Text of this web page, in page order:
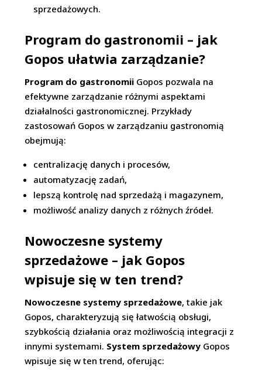
sprzedażowych.
Program do gastronomii – jak
Gopos ułatwia zarządzanie?
Program do gastronomii Gopos pozwala na
efektywne zarządzanie różnymi aspektami
działalności gastronomicznej. Przykłady
zastosowań Gopos w zarządzaniu gastronomią
obejmują:
centralizację danych i procesów,
automatyzację zadań,
lepszą kontrolę nad sprzedażą i magazynem,
możliwość analizy danych z różnych źródeł.
Nowoczesne systemy
sprzedażowe – jak Gopos
wpisuje się w ten trend?
Nowoczesne systemy sprzedażowe, takie jak
Gopos, charakteryzują się łatwością obsługi,
szybkością działania oraz możliwością integracji z
innymi systemami. System sprzedażowy Gopos
wpisuje się w ten trend, oferując: